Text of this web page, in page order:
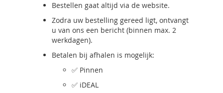
Bestellen gaat altijd via de website.
Zodra uw bestelling gereed ligt, ontvangt
u van ons een bericht (binnen max. 2
werkdagen).
Betalen bij afhalen is mogelijk:
✅ Pinnen
✅ iDEAL